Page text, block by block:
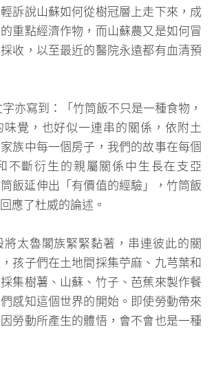
訴說山蘇如何從樹冠層上走下來，成
重點經濟作物，而山蘇農又是如何冒
收，以至最近的醫院永遠都有血清預
亦寫到：「竹筒飯不只是一種食物，
覺，也好似一連串的關係，依附土
族中每一個房子，我們的故事在每個
不斷衍生的親屬關係中生長在支亞
飯延伸出「有價值的經驗」，竹筒飯
應了杜威的論述。
將太魯閣族緊緊黏著，串連彼此的關
孩子們在土地間採集苧麻、九芎葉和
集樹薯、山蘇、竹子、芭蕉來製作餐
感知這個世界的開始。即使勞動帶來
勞動所產生的體悟，會不會也是一種